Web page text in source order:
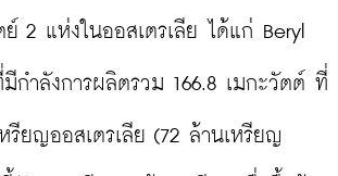
2 แห่งในออสเตรเลีย ได้แก่ Beryl
กำลังการผลิตรวม 166.8 เมกะวัตต์ ที่
รียญออสเตรเลีย (72 ล้านเหรียญ